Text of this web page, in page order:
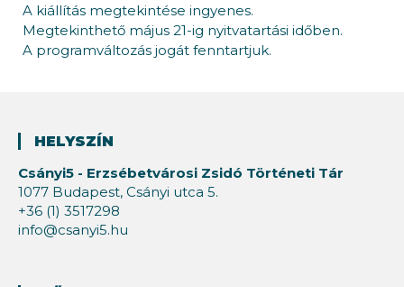
A kiállítás megtekintése ingyenes.
Megtekinthető május 21-ig nyitvatartási időben.
A programváltozás jogát fenntartjuk.
HELYSZÍN
Csányi5 - Erzsébetvárosi Zsidó Történeti Tár
1077 Budapest, Csányi utca 5.
+36 (1) 3517298
info@csanyi5.hu